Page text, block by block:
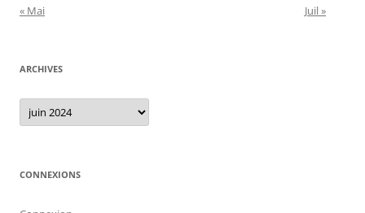
« Mai
Juil »
ARCHIVES
Archives
CONNEXIONS